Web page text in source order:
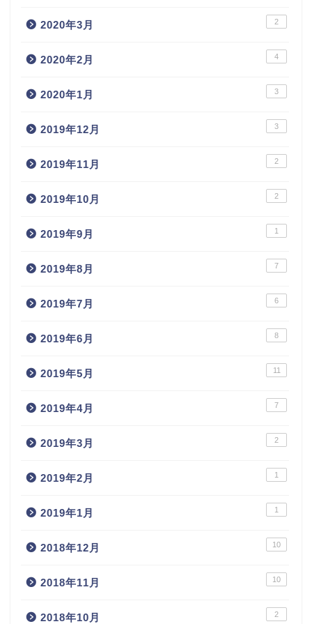
2020年3月 2
2020年2月 4
2020年1月 3
2019年12月 3
2019年11月 2
2019年10月 2
2019年9月 1
2019年8月 7
2019年7月 6
2019年6月 8
2019年5月 11
2019年4月 7
2019年3月 2
2019年2月 1
2019年1月 1
2018年12月 10
2018年11月 10
2018年10月 2